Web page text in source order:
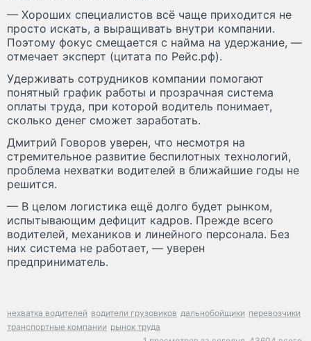
— Хороших специалистов всё чаще приходится не
просто искать, а выращивать внутри компании.
Поэтому фокус смещается с найма на удержание, —
отмечает эксперт (цитата по Рейс.рф).
Удерживать сотрудников компании помогают
понятный график работы и прозрачная система
оплаты труда, при которой водитель понимает,
сколько денег сможет заработать.
Дмитрий Говоров уверен, что несмотря на
стремительное развитие беспилотных технологий,
проблема нехватки водителей в ближайшие годы не
решится.
— В целом логистика ещё долго будет рынком,
испытывающим дефицит кадров. Прежде всего
водителей, механиков и линейного персонала. Без
них система не работает, — уверен
предприниматель.
нехватка водителей водители грузовиков дальнобойщики перевозчики
транспортные компании рынок труда